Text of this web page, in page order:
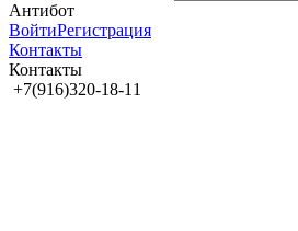
Антибот
ВойтиРегистрация
Контакты
Контакты
+7(916)320-18-11